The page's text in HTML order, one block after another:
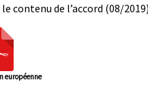
contenu de l’accord (08/
européenne